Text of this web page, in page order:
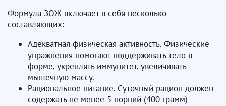
Формула ЗОЖ включает в себя несколько
составляющих:
Адекватная физическая активность. Физические
упражнения помогают поддерживать тело в
форме, укреплять иммунитет, увеличивать
мышечную массу.
Рациональное питание. Суточный рацион должен
содержать не менее 5 порций (400 грамм)